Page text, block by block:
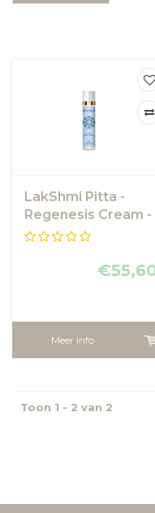
LakShmi Pitta -
Regenesis Cream -
Dagcrème
Meer info
Toon 1 - 2 van 2